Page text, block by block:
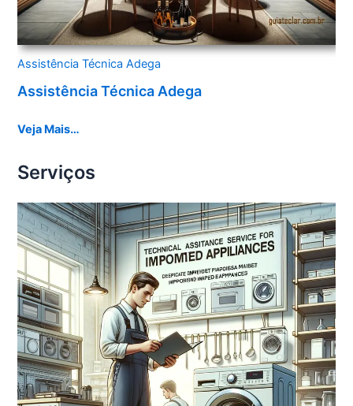
Assistência Técnica Adega
Assistência Técnica Adega
Veja Mais…
Serviços